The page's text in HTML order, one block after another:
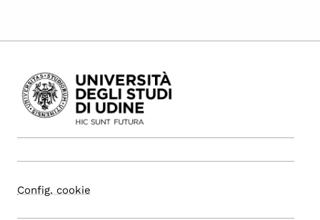
Config. cookie